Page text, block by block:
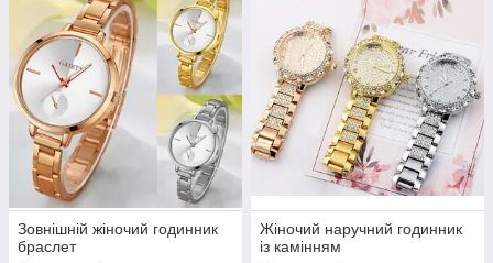
Зовнішній жіночий годинник
браслет
Жіночий наручний годинник
із камінням